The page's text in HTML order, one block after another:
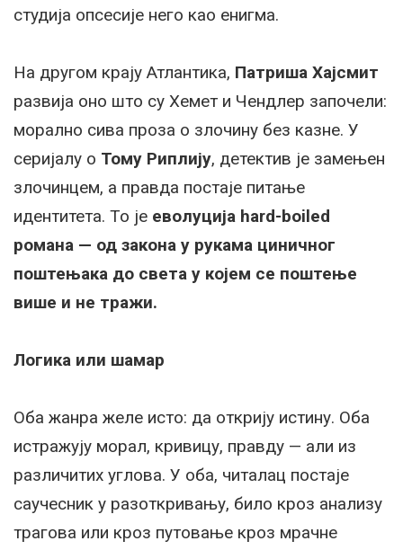
студија опсесије него као енигма.
На другом крају Атлантика, Патриша Хајсмит
развија оно што су Хемет и Чендлер започели:
морално сива проза о злочину без казне. У
серијалу о Тому Риплију, детектив је замењен
злочинцем, а правда постаје питање
идентитета. То је еволуција hard-boiled
романа — од закона у рукама циничног
поштењака до света у којем се поштење
више и не тражи.
Логика или шамар
Оба жанра желе исто: да открију истину. Оба
истражују морал, кривицу, правду — али из
различитих углова. У оба, читалац постаје
саучесник у разоткривању, било кроз анализу
трагова или кроз путовање кроз мрачне